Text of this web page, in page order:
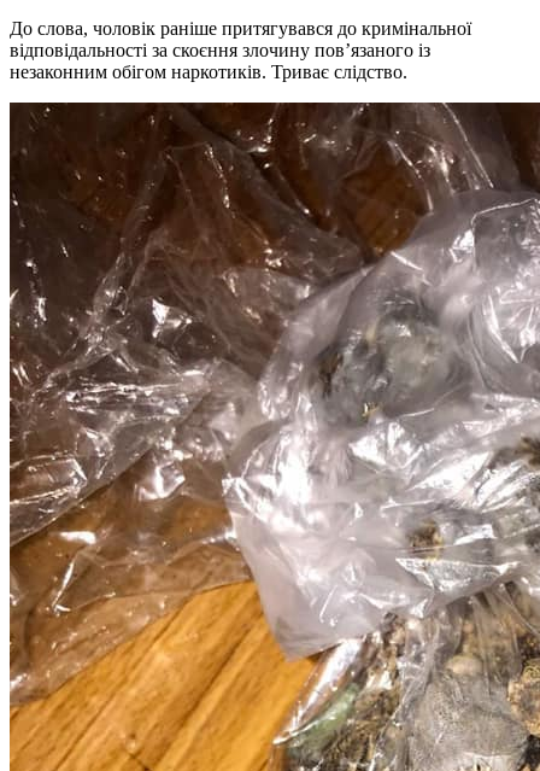
До слова, чоловік раніше притягувався до кримінальної
відповідальності за скоєння злочину пов’язаного із
незаконним обігом наркотиків. Триває слідство.